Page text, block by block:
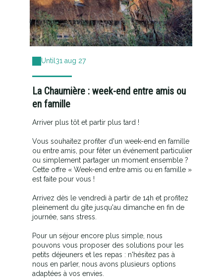
Until31 aug 27
La Chaumière : week-end entre amis ou
en famille
Arriver plus tôt et partir plus tard !
Vous souhaitez profiter d'un week-end en famille
ou entre amis, pour fêter un événement particulier
ou simplement partager un moment ensemble ?
Cette offre « Week-end entre amis ou en famille »
est faite pour vous !
Arrivez dès le vendredi à partir de 14h et profitez
pleinement du gîte jusqu'au dimanche en fin de
journée, sans stress.
Pour un séjour encore plus simple, nous
pouvons vous proposer des solutions pour les
petits déjeuners et les repas : n'hésitez pas à
nous en parler, nous avons plusieurs options
adaptées à vos envies.